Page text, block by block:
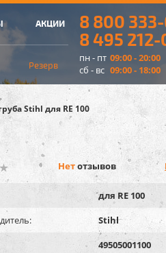
АКЦИИ
Резерв
8 800
8 495
пн - пт 09:00 - 20:00
сб - вс 09:00 - 18:00
Stihl для RE 100
Нетотзывов
для RE 100
Stihl
49505001100